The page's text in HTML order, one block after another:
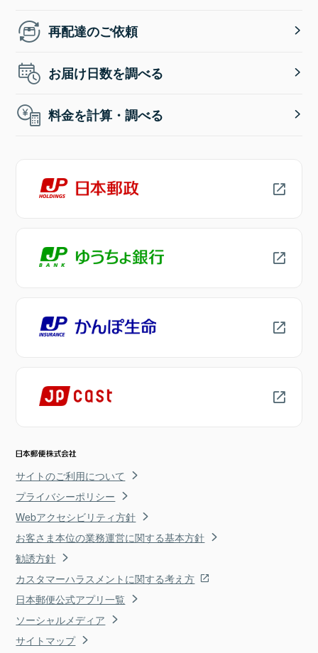
再配達のご依頼
お届け日数を調べる
料金を計算・調べる
サイトのご利用について
プライバシーポリシー
Webアクセシビリティ方針
お客さま本位の業務運営に関する基本方針
勧誘方針
カスタマーハラスメントに関する考え方
日本郵便公式アプリ一覧
ソーシャルメディア
サイトマップ